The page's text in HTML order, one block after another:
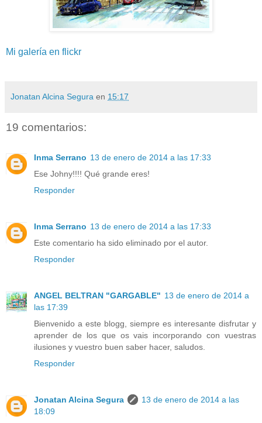
Mi galería en flickr
Jonatan Alcina Segura en 15:17
19 comentarios:
Inma Serrano 13 de enero de 2014 a las 17:33
Ese Johny!!!! Qué grande eres!
Responder
Inma Serrano 13 de enero de 2014 a las 17:33
Este comentario ha sido eliminado por el autor.
Responder
ANGEL BELTRAN "GARGABLE" 13 de enero de 2014 a
las 17:39
Bienvenido a este blogg, siempre es interesante disfrutar y
aprender de los que os vais incorporando con vuestras
ilusiones y vuestro buen saber hacer, saludos.
Responder
Jonatan Alcina Segura
13 de enero de 2014 a las
18:09